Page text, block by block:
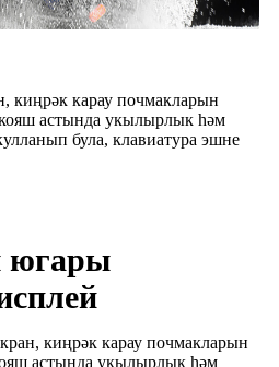
карау почмакларын
астында укылырлык һәм
була, клавиатура эшне
югары
киңрәк карау почмакларын
астында укылырлык һәм